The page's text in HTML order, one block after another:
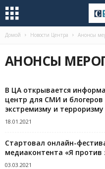
Домой Новости Центра Анонсы
АНОНСЫ
В ЦА открывается
центр для СМИ и
экстремизму и терроризму
18.01.2021
Стартовал онлайн-
медиаконтента «Я против
03.03.2021